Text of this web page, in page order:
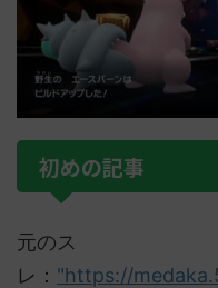
初めの記事
元のス
レ： "https://